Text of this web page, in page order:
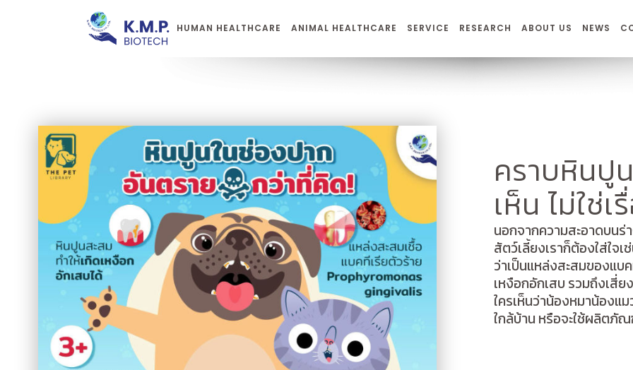
HUMAN HEALTHCARE ANIMAL HEALTHCARE SERVICE RESEARCH ABOUT US NEWS
คราบหินปู
เห็น ไม่ใช่
นอกจากความสะอาดบน
สัตว์เลี้ยงเราก็ต้องใส่ใจ
ว่าเป็นแหล่งสะสมของแบ
เหงือกอักเสบ รวมถึงเสี่
ใครเห็นว่าน้องหมาน้องแ
ใกล้บ้าน หรือจะใช้ผลิตภั